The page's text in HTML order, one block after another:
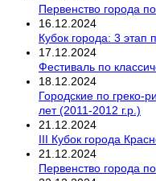
Первенство города
16 12 2024
Кубок города: 3 этап
17 12 2024
Фестиваль по
18 12 2024
Городские по греко-
лет (2011-2012 г.р.)
21 12 2024
III Кубок города
21 12 2024
Первенство города